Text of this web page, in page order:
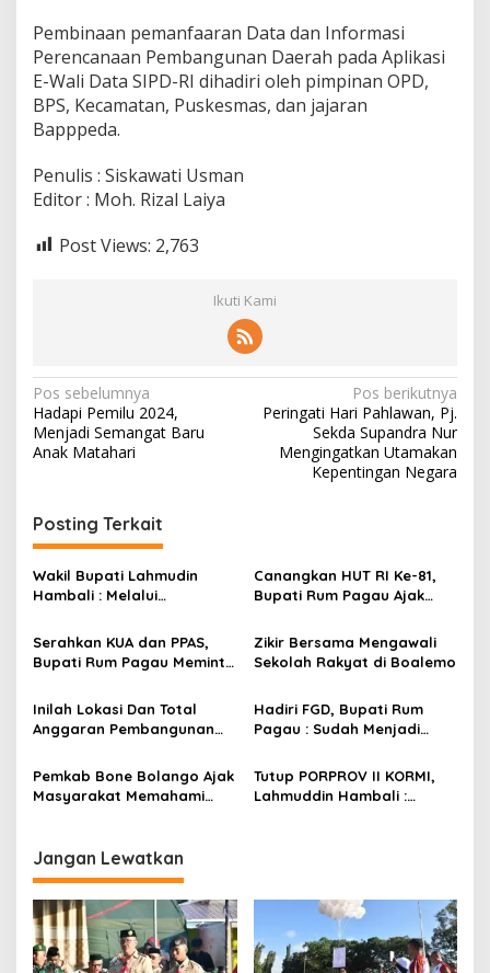
Pembinaan pemanfaaran Data dan Informasi
Perencanaan Pembangunan Daerah pada Aplikasi
E-Wali Data SIPD-RI dihadiri oleh pimpinan OPD,
BPS, Kecamatan, Puskesmas, dan jajaran
Bapppeda.
Penulis : Siskawati Usman
Editor : Moh. Rizal Laiya
Post Views: 2,763
Ikuti Kami
N
a
v
g
a
s
p
o
s
Pos sebelumnya
Hadapi Pemilu 2024,
Menjadi Semangat Baru
Anak Matahari
Pos berikutnya
Peringati Hari Pahlawan, Pj.
Sekda Supandra Nur
Mengingatkan Utamakan
Kepentingan Negara
Posting Terkait
Wakil Bupati Lahmudin
Hambali : Melalui
Melaksanakan Perkemahan
Pramuka
Canangkan HUT RI Ke-81,
Bupati Rum Pagau Ajak
Serahkan KUA dan PPAS,
Bupati Rum Pagau Meminta
Zikir Bersama Mengawali
Sekolah Rakyat di Boalemo
Inilah Lokasi Dan Total
Anggaran Pembangunan
Hadiri FGD, Bupati Rum
Pagau : Sudah Menjadi
Melindungi Masyarakat
Pemkab Bone Bolango Ajak
Masyarakat Memahami
Utara
Tutup PORPROV II KORMI,
Lahmuddin Hambali :
Jangan Lewatkan